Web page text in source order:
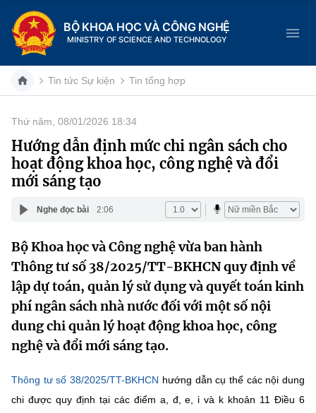
BỘ KHOA HỌC VÀ CÔNG NGHỆ
MINISTRY OF SCIENCE AND TECHNOLOGY
Danh mục
Trang chủ
Cơ cấu tổ chức
Lịch sử phát triển
Sở Khoa học và Công nghệ
Khoa học và Công nghệ
Đổi mới sáng tạo
Chuyển đổi số
Sở hữu trí tuệ
Dịch vụ công
Hệ thống văn bản
Văn bản QPPL
Lấy ý kiến người dân về dự thảo VBQPPL
MST IOFFICE
Khoa học và Công nghệ
Multimedia
Tin tức Sự kiện Tin tổng hợp
Thứ năm, 08/01/2026 18:34
Hướng dẫn định mức chi ngân sách cho
hoạt động khoa học, công nghệ và đổi
mới sáng tạo
Nghe đọc bài 2:06
Bộ Khoa học và Công nghệ vừa ban hành
Thông tư số 38/2025/TT-BKHCN quy định về
lập dự toán, quản lý sử dụng và quyết toán kinh
phí ngân sách nhà nước đối với một số nội
dung chi quản lý hoạt động khoa học, công
nghệ và đổi mới sáng tạo.
Thông tư số 38/2025/TT-BKHCN hướng dẫn cụ thể các nội dung
chi được quy định tại các điểm a, đ, e, i và k khoản 11 Điều 6